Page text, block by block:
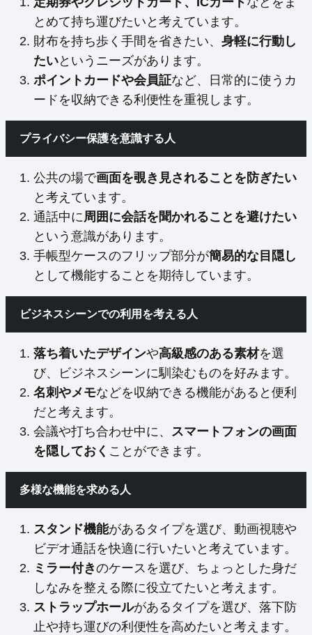
とめて持ち運びたいと考えています。
財布を持ち歩く手間を省きたい、 身軽に行動し
たいというニーズがあります。
ポイントカードや会員証など、日常的に使うカ
ードを収納できる利便性を重視します。
プライバシー保護を意識する人
公共の場で画面を覗き見されることを防ぎたい
と考えています。
通話中に周囲に会話を聞かれることを避けたい
という意識があります。
手帳型ケースのフリップ部分が簡易的な目隠し
として機能することを期待しています。
ビジネスシーンでの利用を考える人
落ち着いたデザインや高級感のある素材を選
び、ビジネスシーンに馴染むものを好みます。
名刺やメモなどを収納できる機能があると便利
だと考えます。
会議や打ち合わせ中に、 スマートフォンの画面
を隠しておく ことができます。
多様な機能を求める人
スタンド機能があるタイプを選び、動画視聴や
ビデオ通話を快適に行いたいと考えています。
ミラー付きのケースを選び、ちょっとした身だ
しなみを整える際に役立てたいと考えます。
ストラップホールがあるタイプを選び、落下防
止や持ち運びの利便性を高めたいと考えます。